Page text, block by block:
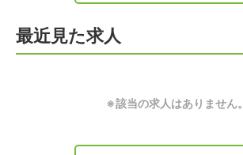
最近見た求人
※該当の求人はありません。